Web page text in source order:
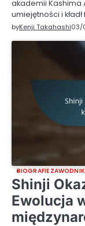
akademii Kashima
umiejętności i
byKenji Takahashi03/
BIOGRAFIE
Shinji
Ewolucja